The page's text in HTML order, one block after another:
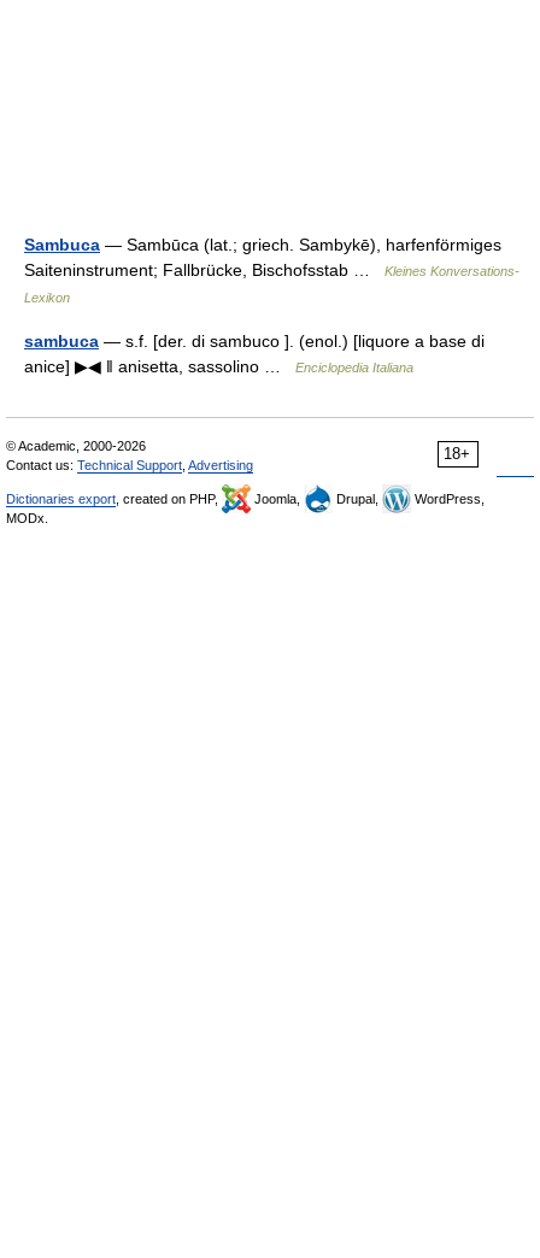
Sambuca — Sambūca (lat.; griech. Sambykē), harfenförmiges
Saiteninstrument; Fallbrücke, Bischofsstab …
Kleines Konversations-
Lexikon
sambuca — s.f. [der. di sambuco ]. (enol.) [liquore a base di
anice] ▶◀ ‖ anisetta, sassolino …
Enciclopedia Italiana
18+
© Academic, 2000-2026
Contact us: Technical Support Advertising
Dictionaries export , created on PHP, Joomla, Drupal,
WordPress,
MODx.